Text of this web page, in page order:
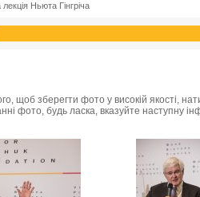
Ньюта Гінгріча
щоб зберегти фото у високій якості,
фото, будь ласка, вказуйте наступну